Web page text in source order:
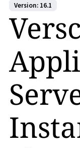
Version: 16.1